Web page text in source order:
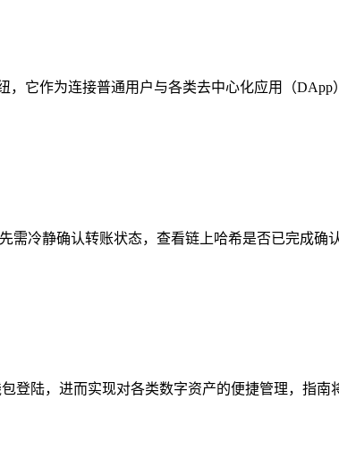
它作为连接普通用户与各类去中心化应用（DApp
冷静确认转账状态，查看链上哈希是否已完成确
登陆，进而实现对各类数字资产的便捷管理，指